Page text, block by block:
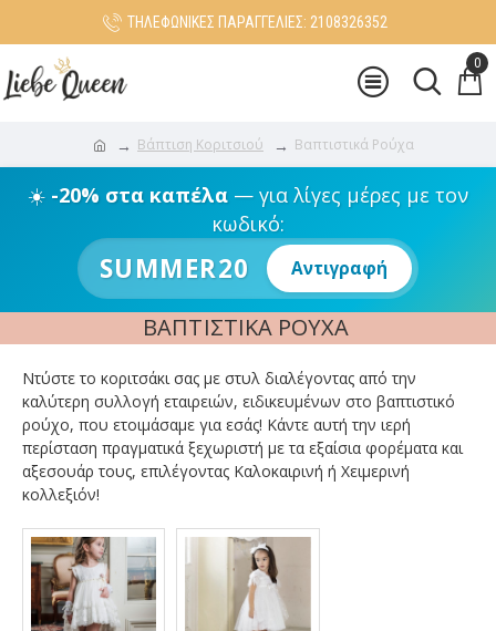
ΤΗΛΕΦΩΝΙΚΕΣ ΠΑΡΑΓΓΕΛΙΕΣ: 2108326352
0
Βάπτιση Κοριτσιού Βαπτιστικά Ρούχα
☀️ -20% στα καπέλα— για λίγες μέρες με τον
κωδικό:
SUMMER20 Αντιγραφή
ΒΑΠΤΙΣΤΙΚΆ ΡΟΎΧΑ
Ντύστε το κοριτσάκι σας με στυλ διαλέγοντας από την
καλύτερη συλλογή εταιρειών, ειδικευμένων στο βαπτιστικό
ρούχο, που ετοιμάσαμε για εσάς! Κάντε αυτή την ιερή
περίσταση πραγματικά ξεχωριστή με τα εξαίσια φορέματα και
αξεσουάρ τους, επιλέγοντας Καλοκαιρινή ή Χειμερινή
κολλεξιόν!